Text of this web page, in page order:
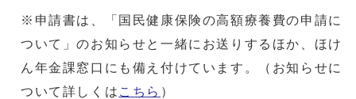
※申請書は、「国民健康保険の高額療養費の申請に
ついて」のお知らせと一緒にお送りするほか、ほけ
ん年金課窓口にも備え付けています。（お知らせに
ついて詳しくは こちら ）